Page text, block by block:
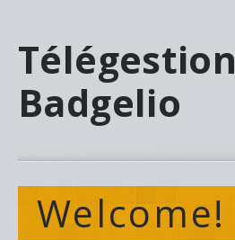
Télégestion
Badgelio
Welcome!